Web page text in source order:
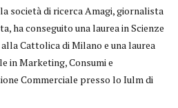
società di ricerca Amagi, giornalista
ha conseguito una laurea in Scienze
Cattolica di Milano e una laurea
in Marketing, Consumi e
Commerciale presso lo Iulm di